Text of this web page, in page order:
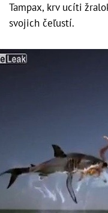
Tampax, krv ucíti
svojich čeľustí.